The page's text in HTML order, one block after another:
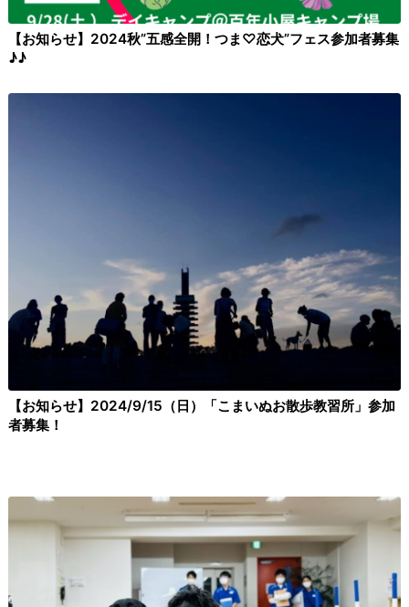
【お知らせ】2024秋”五感全開！つま♡恋犬”フェス参加者募集
♪♪
【お知らせ】2024/9/15（日）「こまいぬお散歩教習所」参加
者募集！